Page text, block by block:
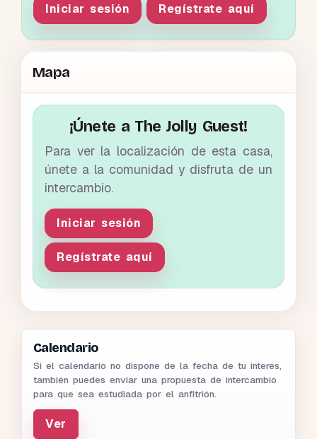
Iniciar sesión Regístrate aquí
Mapa
¡Únete a The Jolly Guest!
Para ver la localización de esta casa,
únete a la comunidad y disfruta de un
intercambio.
Iniciar sesión
Regístrate aquí
Calendario
Si el calendario no dispone de la fecha de tu interés,
también puedes enviar una propuesta de intercambio
para que sea estudiada por el anfitrión.
Ver